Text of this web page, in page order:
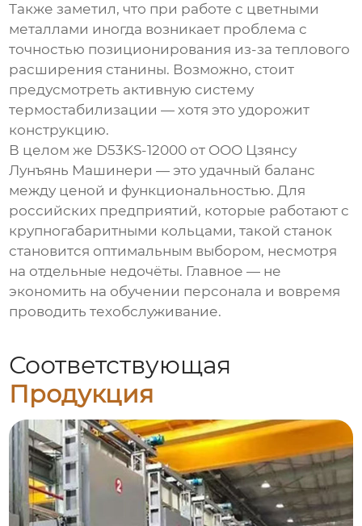
Также заметил, что при работе с цветными
металлами иногда возникает проблема с
точностью позиционирования из-за теплового
расширения станины. Возможно, стоит
предусмотреть активную систему
термостабилизации — хотя это удорожит
конструкцию.
В целом же D53KS-12000 от ООО Цзянсу
Лунъянь Машинери — это удачный баланс
между ценой и функциональностью. Для
российских предприятий, которые работают с
крупногабаритными кольцами, такой станок
становится оптимальным выбором, несмотря
на отдельные недочёты. Главное — не
экономить на обучении персонала и вовремя
проводить техобслуживание.
Соответствующая
Продукция